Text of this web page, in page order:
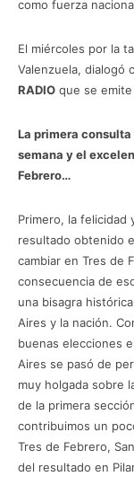
como fuerza
El miércoles por la
Valenzuela, dialogó
RADIO que se emite
La primera
semana y el
Febrero…
Primero, la felicidad
resultado obtenido
cambiar en Tres de
consecuencia de
una bisagra
Aires y la nación.
buenas elecciones
Aires se pasó de
muy holgada sobre
de la primera
contribuimos un
Tres de Febrero,
del resultado en